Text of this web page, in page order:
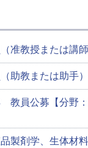
准教授または講
助教または助手
教員公募【分野
製剤学、生体材